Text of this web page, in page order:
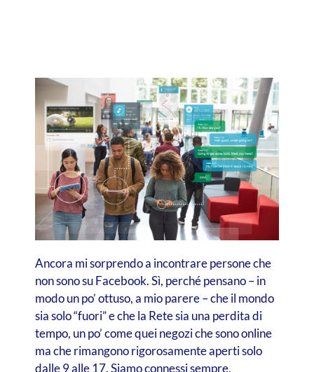
Ancora mi sorprendo a incontrare persone che
non sono su Facebook. Sì, perché pensano – in
modo un po’ ottuso, a mio parere – che il mondo
sia solo “fuori” e che la Rete sia una perdita di
tempo, un po’ come quei negozi che sono online
ma che rimangono rigorosamente aperti solo
dalle 9 alle 17. Siamo connessi sempre,